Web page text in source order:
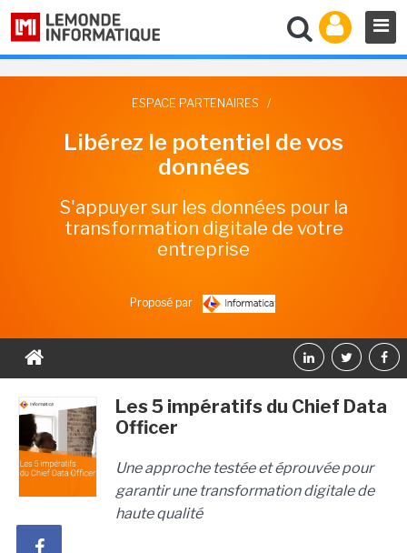
ESPACE PARTENAIRES /
Libérez le potentiel de vos
données
S'appuyer sur les données pour la
transformation digitale de votre
entreprise
Proposé par
Les 5 impératifs du Chief Data
Officer
Une approche testée et éprouvée pour
garantir une transformation digitale de
haute qualité